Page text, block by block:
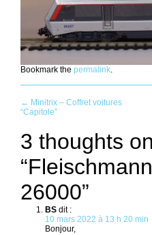
Bookmark the permalink.
Post
navigation
← Minitrix – Coffret voitures
“Capitole”
3 thoughts on
“
26000”
BS dit :
10 mars 2022 à 13 h 20 min
Bonjour,